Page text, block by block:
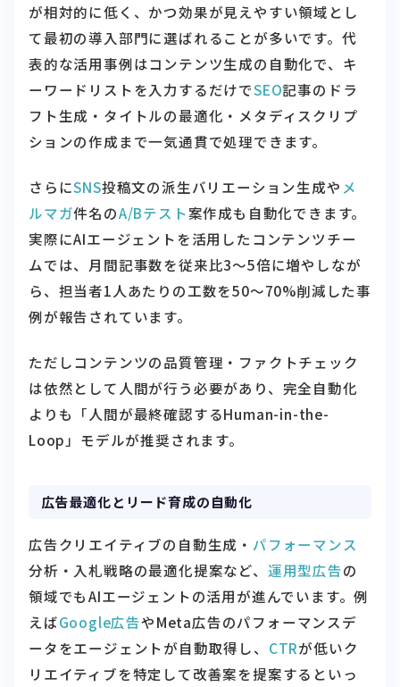
が相対的に低く、かつ効果が見えやすい領域とし
て最初の導入部門に選ばれることが多いです。代
表的な活用事例はコンテンツ生成の自動化で、キ
ーワードリストを入力するだけでSEO記事のドラ
フト生成・タイトルの最適化・メタディスクリプ
ションの作成まで一気通貫で処理できます。
さらにSNS投稿文の派生バリエーション生成や メ
ルマガ件名のA/Bテスト案作成も自動化できます。
実際にAIエージェントを活用したコンテンツチー
ムでは、月間記事数を従来比3〜5倍に増やしなが
ら、担当者1人あたりの工数を50〜70%削減した事
例が報告されています。
ただしコンテンツの品質管理・ファクトチェック
は依然として人間が行う必要があり、完全自動化
よりも「人間が最終確認するHuman-in-the-
Loop」モデルが推奨されます。
広告最適化とリード育成の自動化
広告クリエイティブの自動生成・ パフォーマンス
分析・入札戦略の最適化提案など、 運用型広告の
領域でもAIエージェントの活用が進んでいます。例
えばGoogle広告やMeta広告のパフォーマンスデ
ータをエージェントが自動取得し、 CTRが低いク
リエイティブを特定して改善案を提案するといっ